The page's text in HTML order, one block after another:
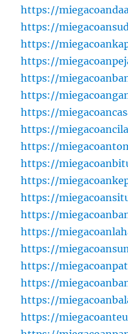
https://
https://
https://
https://
https://
https://
https://
https://
https://
https://
https://
https://
https://
https://
https://
https://
https://
https://
https://